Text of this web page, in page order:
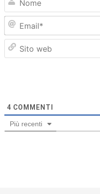
4 COMMENTI
Più recenti